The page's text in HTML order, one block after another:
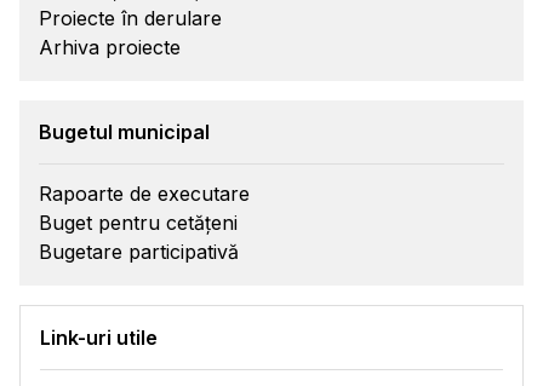
Proiecte în derulare
Arhiva proiecte
Bugetul municipal
Rapoarte de executare
Buget pentru cetățeni
Bugetare participativă
Link-uri utile